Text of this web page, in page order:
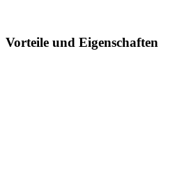
Vorteile und Eigenschaften